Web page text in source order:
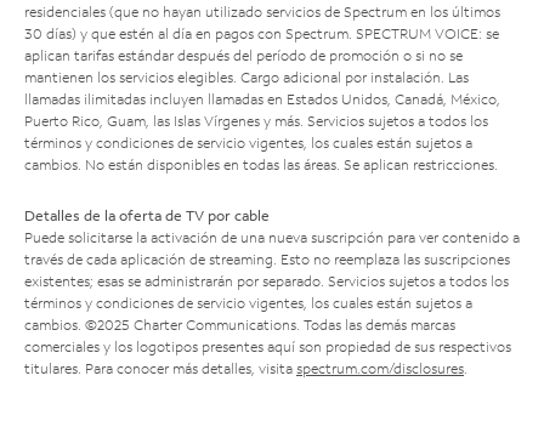
residenciales (que no hayan utilizado servicios de Spectrum en los últimos
30 días) y que estén al día en pagos con Spectrum. SPECTRUM VOICE: se
aplican tarifas estándar después del período de promoción o si no se
mantienen los servicios elegibles. Cargo adicional por instalación. Las
llamadas ilimitadas incluyen llamadas en Estados Unidos, Canadá, México,
Puerto Rico, Guam, las Islas Vírgenes y más. Servicios sujetos a todos los
términos y condiciones de servicio vigentes, los cuales están sujetos a
cambios. No están disponibles en todas las áreas. Se aplican restricciones.
Detalles de la oferta de TV por cable
Puede solicitarse la activación de una nueva suscripción para ver contenido a
través de cada aplicación de streaming. Esto no reemplaza las suscripciones
existentes; esas se administrarán por separado. Servicios sujetos a todos los
términos y condiciones de servicio vigentes, los cuales están sujetos a
cambios. ©2025 Charter Communications. Todas las demás marcas
comerciales y los logotipos presentes aquí son propiedad de sus respectivos
titulares. Para conocer más detalles, visita spectrum.com/disclosures